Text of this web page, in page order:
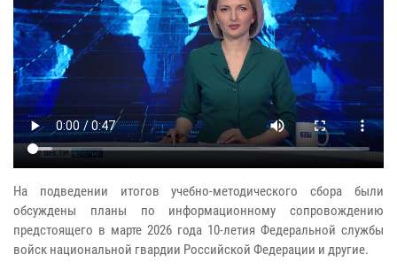
На подведении итогов учебно-методического сбора были
обсуждены планы по информационному сопровождению
предстоящего в марте 2026 года 10-летия Федеральной службы
войск национальной гвардии Российской Федерации и другие.